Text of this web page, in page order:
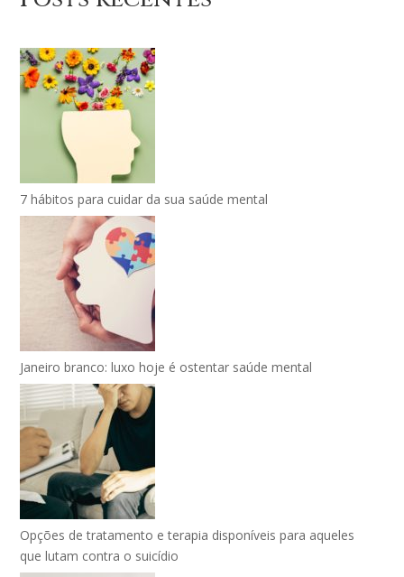
7 hábitos para cuidar da sua saúde mental
Janeiro branco: luxo hoje é ostentar saúde mental
Opções de tratamento e terapia disponíveis para aqueles
que lutam contra o suicídio